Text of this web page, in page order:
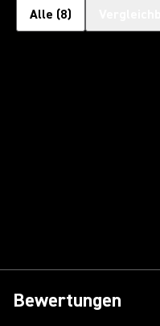
Alle (8)
Bewertungen